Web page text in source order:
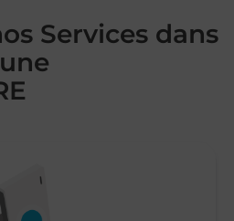
Services dans